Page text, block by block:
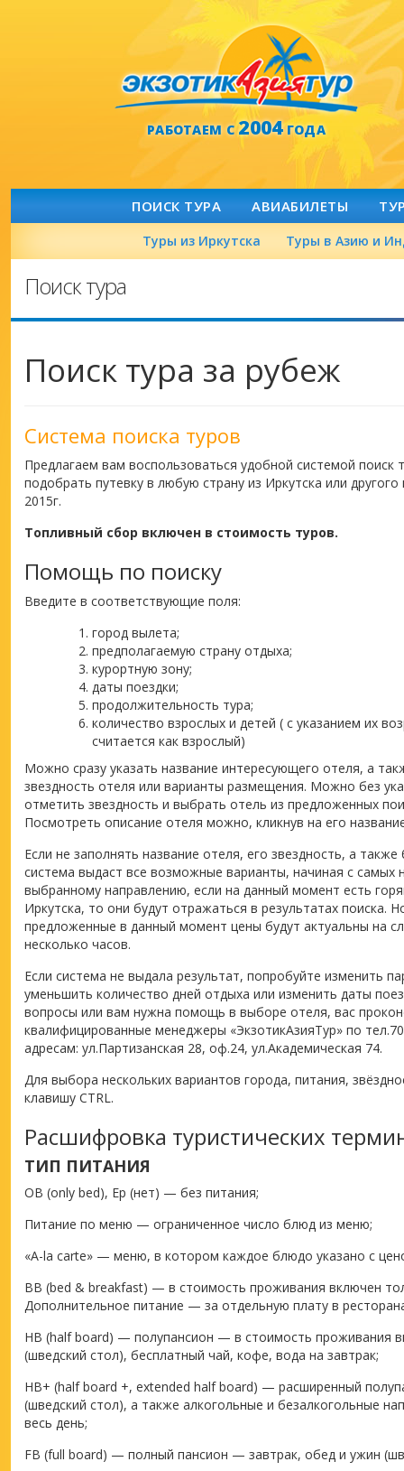
РАБОТАЕМ С2004ГОДА
ПОИСК ТУРА АВИАБИЛЕТЫ
Туры из Иркутска Туры в Азию и
Поиск тура
Поиск тура за рубеж
Система поиска туров
Предлагаем вам воспользоваться удобной системой поиск
подобрать путевку в любую страну из Иркутска или
2015г.
Топливный сбор включен в стоимость туров.
Помощь по поиску
Введите в соответствующие поля:
город вылета;
предполагаемую страну отдыха;
курортную зону;
даты поездки;
продолжительность тура;
количество взрослых и детей ( с указанием их
считается как взрослый)
Можно сразу указать название интересующего отеля, а
звездность отеля или варианты размещения. Можно без
отметить звездность и выбрать отель из предложенных
Посмотреть описание отеля можно, кликнув на его
Если не заполнять название отеля, его звездность, а
система выдаст все возможные варианты, начиная с самых
выбранному направлению, если на данный момент есть
Иркутска, то они будут отражаться в результатах поиска.
предложенные в данный момент цены будут актуальны на
несколько часов.
Если система не выдала результат, попробуйте изменить
уменьшить количество дней отдыха или изменить даты
вопросы или вам нужна помощь в выборе отеля, вас
квалифицированные менеджеры «ЭкзотикАзияТур» по
адресам: ул.Партизанская 28, оф.24, ул.Академическая 74.
Для выбора нескольких вариантов города, питания,
клавишу CTRL.
Расшифровка туристических
ТИП ПИТАНИЯ
ОВ (only bed), Ep (нет) — без питания;
Питание по меню — ограниченное число блюд из меню;
«A-la carte» — меню, в котором каждое блюдо указано с
BB (bed & breakfast) — в стоимость проживания включен
Дополнительное питание — за отдельную плату в
HB (half board) — полупансион — в стоимость проживания
(шведский стол), бесплатный чай, кофе, вода на завтрак;
HB+ (half board +, extended half board) — расширенный
(шведский стол), а также алкогольные и безалкогольные
весь день;
FB (full board) — полный пансион — завтрак, обед и ужин